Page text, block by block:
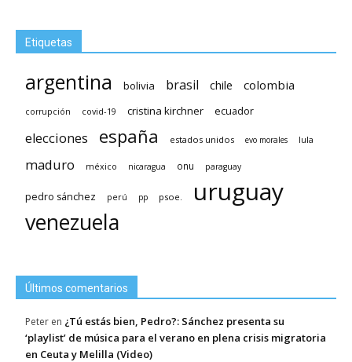
Etiquetas
argentina bolivia brasil chile colombia
corrupción covid-19 cristina kirchner ecuador
elecciones españa estados unidos evo morales lula
maduro méxico nicaragua onu paraguay
pedro sánchez perú pp psoe. uruguay
venezuela
Últimos comentarios
Peter en ¿Tú estás bien, Pedro?: Sánchez presenta su
‘playlist’ de música para el verano en plena crisis migratoria
en Ceuta y Melilla (Video)